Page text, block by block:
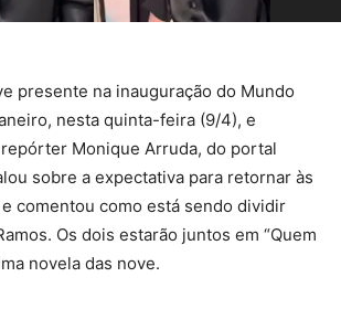
presente na inauguração do Mundo
nesta quinta-feira (9/4), e
Monique Arruda, do portal
sobre a expectativa para retornar às
comentou como está sendo dividir
Os dois estarão juntos em “Quem
novela das nove.